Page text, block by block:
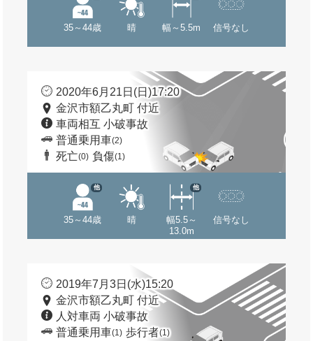
35～44歳 晴 幅～5.5m 信号なし
2020年6月21日(日)17:20
金沢市額乙丸町 付近
車両相互 小破事故
普通乗用車(2)
死亡(0) 負傷(1)
35～44歳
他
晴
幅5.5～
13.0m
他
信号なし
2019年7月3日(水)15:20
金沢市額乙丸町 付近
人対車両 小破事故
普通乗用車(1) 歩行者(1)